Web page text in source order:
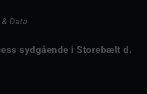
Data
sydgående i Storebælt d.